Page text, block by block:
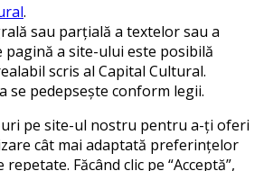
.
sau parțială a textelor sau a
a site-ului este posibilă
scris al Capital Cultural.
se pedepsește conform legii.
pe site-ul nostru pentru a-ți oferi
cât mai adaptată preferințelor
Făcând clic pe “Acceptă”,